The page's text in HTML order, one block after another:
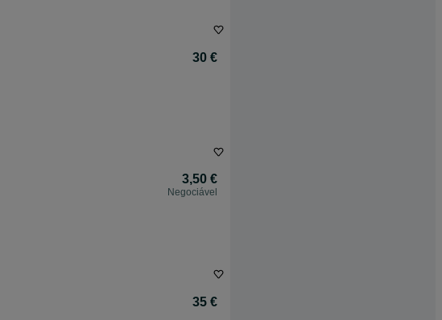
30 €
3,50 €
Negociável
35 €